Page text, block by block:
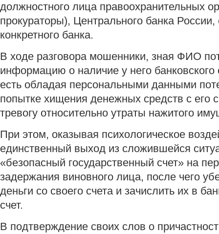
должностного лица правоохранительных
прокураторы), Центрального банка
конкретного банка.
В ходе разговора мошенники, зная ФИО
информацию о наличие у него банковского
есть обладая персональными данными
попытке хищения денежных средств с его
тревогу относительно утраты нажитого
При этом, оказывая психологическое
единственный выход из сложившейся
«безопасный государственный счет» на
задержания виновного лица, после чего
деньги со своего счета и зачислить их в
счет.
В подтверждение своих слов о